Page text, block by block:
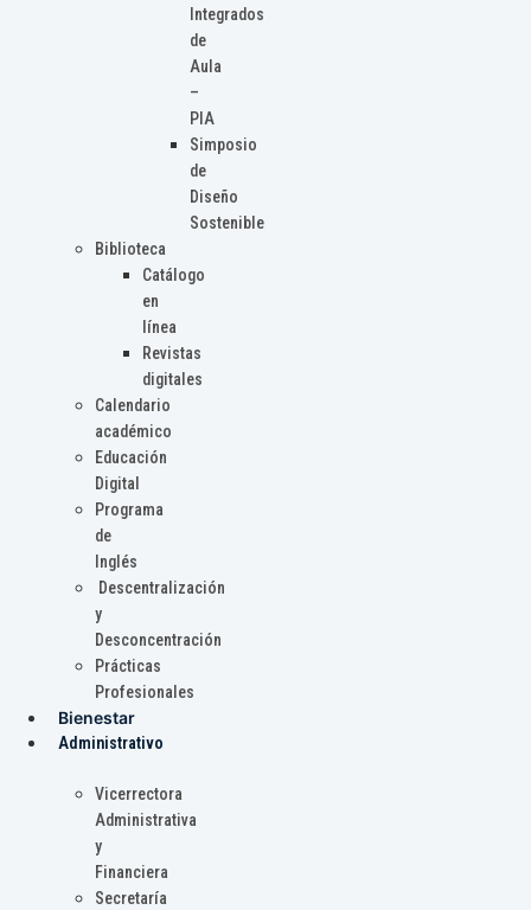
Integrados
de
Aula
–
PIA
Simposio
de
Diseño
Sostenible
Biblioteca
Catálogo
en
línea
Revistas
digitales
Calendario
académico
Educación
Digital
Programa
de
Inglés
Descentralización
y
Desconcentración
Prácticas
Profesionales
Bienestar
Administrativo
Vicerrectora
Administrativa
y
Financiera
Secretaría